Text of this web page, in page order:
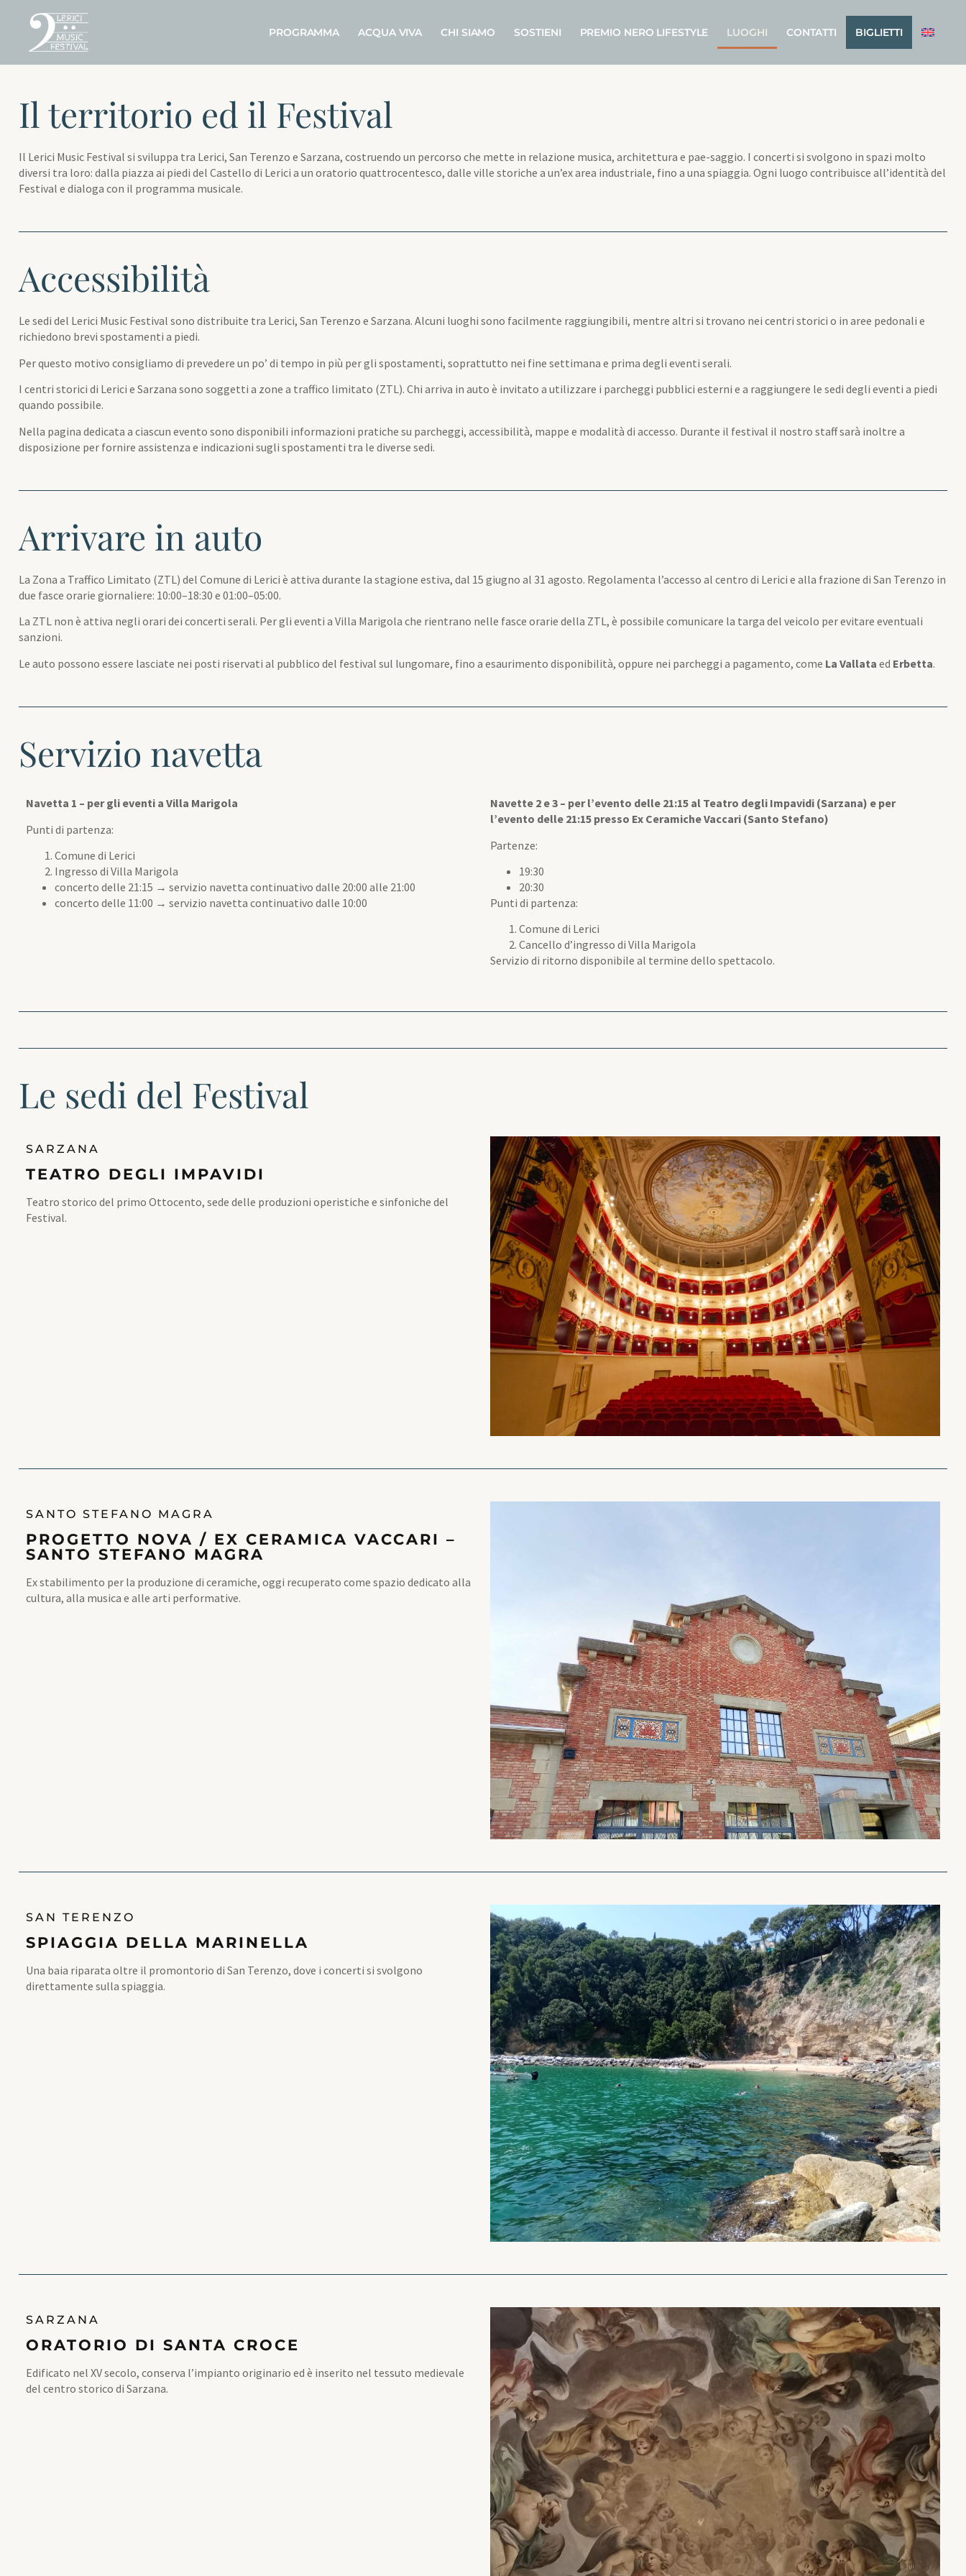
PROGRAMMA ACQUA VIVA CHI SIAMO SOSTIENI PREMIO NERO LIFESTYLE LUOGHI CONTATTI BIGLIETTI
Il territorio ed il Festival
Il Lerici Music Festival si sviluppa tra Lerici, San Terenzo e Sarzana, costruendo un percorso che mette in relazione musica, architettura e pae-saggio. I concerti si svolgono in spazi molto
diversi tra loro: dalla piazza ai piedi del Castello di Lerici a un oratorio quattrocentesco, dalle ville storiche a un’ex area industriale, fino a una spiaggia. Ogni luogo contribuisce all’identità del
Festival e dialoga con il programma musicale.
Accessibilità
Le sedi del Lerici Music Festival sono distribuite tra Lerici, San Terenzo e Sarzana. Alcuni luoghi sono facilmente raggiungibili, mentre altri si trovano nei centri storici o in aree pedonali e
richiedono brevi spostamenti a piedi.
Per questo motivo consigliamo di prevedere un po’ di tempo in più per gli spostamenti, soprattutto nei fine settimana e prima degli eventi serali.
I centri storici di Lerici e Sarzana sono soggetti a zone a traffico limitato (ZTL). Chi arriva in auto è invitato a utilizzare i parcheggi pubblici esterni e a raggiungere le sedi degli eventi a piedi
quando possibile.
Nella pagina dedicata a ciascun evento sono disponibili informazioni pratiche su parcheggi, accessibilità, mappe e modalità di accesso. Durante il festival il nostro staff sarà inoltre a
disposizione per fornire assistenza e indicazioni sugli spostamenti tra le diverse sedi.
Arrivare in auto
La Zona a Traffico Limitato (ZTL) del Comune di Lerici è attiva durante la stagione estiva, dal 15 giugno al 31 agosto. Regolamenta l’accesso al centro di Lerici e alla frazione di San Terenzo in
due fasce orarie giornaliere: 10:00–18:30 e 01:00–05:00.
La ZTL non è attiva negli orari dei concerti serali. Per gli eventi a Villa Marigola che rientrano nelle fasce orarie della ZTL, è possibile comunicare la targa del veicolo per evitare eventuali
sanzioni.
Le auto possono essere lasciate nei posti riservati al pubblico del festival sul lungomare, fino a esaurimento disponibilità, oppure nei parcheggi a pagamento, come La Vallata ed Erbetta.
Servizio navetta
Navetta 1 – per gli eventi a Villa Marigola
Punti di partenza:
Comune di Lerici
Ingresso di Villa Marigola
concerto delle 21:15 → servizio navetta continuativo dalle 20:00 alle 21:00
concerto delle 11:00 → servizio navetta continuativo dalle 10:00
Navette 2 e 3 – per l’evento delle 21:15 al Teatro degli Impavidi (Sarzana) e per
l’evento delle 21:15 presso Ex Ceramiche Vaccari (Santo Stefano)
Partenze:
19:30
20:30
Punti di partenza:
Comune di Lerici
Cancello d’ingresso di Villa Marigola
Servizio di ritorno disponibile al termine dello spettacolo.
Le sedi del Festival
SARZANA
TEATRO DEGLI IMPAVIDI
Teatro storico del primo Ottocento, sede delle produzioni operistiche e sinfoniche del
Festival.
SANTO STEFANO MAGRA
PROGETTO NOVA / EX CERAMICA VACCARI –
SANTO STEFANO MAGRA
Ex stabilimento per la produzione di ceramiche, oggi recuperato come spazio dedicato alla
cultura, alla musica e alle arti performative.
SAN TERENZO
SPIAGGIA DELLA MARINELLA
Una baia riparata oltre il promontorio di San Terenzo, dove i concerti si svolgono
direttamente sulla spiaggia.
SARZANA
ORATORIO DI SANTA CROCE
Edificato nel XV secolo, conserva l’impianto originario ed è inserito nel tessuto medievale
del centro storico di Sarzana.